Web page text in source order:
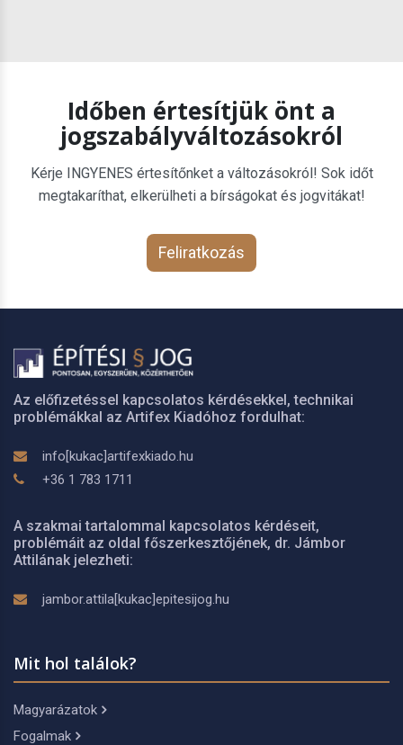
Időben értesítjük önt a
jogszabályváltozásokról
Kérje INGYENES értesítőnket a változásokról! Sok időt
megtakaríthat, elkerülheti a bírságokat és jogvitákat!
Feliratkozás
Az előfizetéssel kapcsolatos kérdésekkel, technikai
problémákkal az Artifex Kiadóhoz fordulhat:
info[kukac]artifexkiado.hu
+36 1 783 1711
A szakmai tartalommal kapcsolatos kérdéseit,
problémáit az oldal főszerkesztőjének, dr. Jámbor
Attilának jelezheti:
jambor.attila[kukac]epitesijog.hu
Mit hol találok?
Magyarázatok
Fogalmak